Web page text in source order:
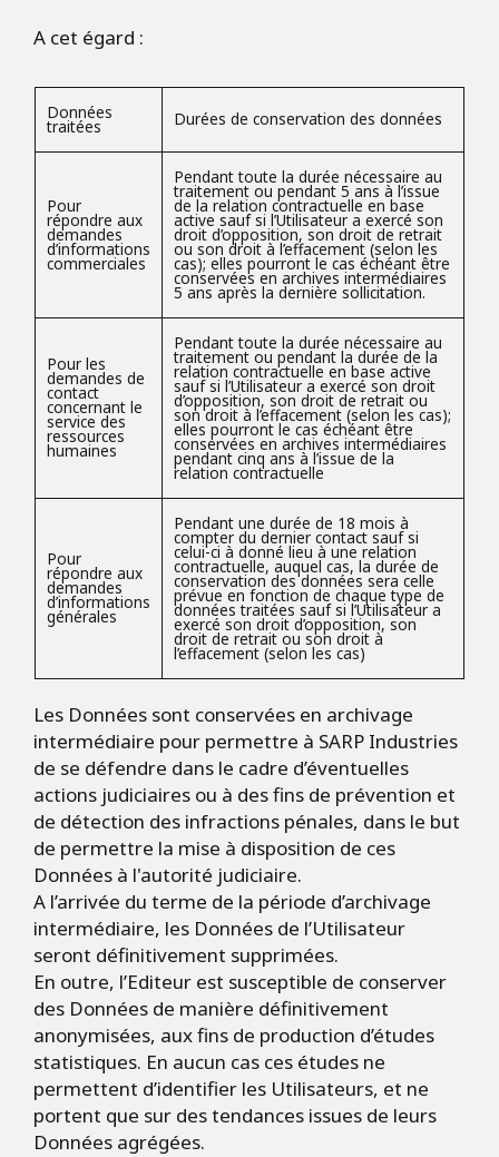
A cet égard :
Données
traitées Durées de conservation des données
Pour
répondre aux
demandes
d’informations
commerciales
Pendant toute la durée nécessaire au
traitement ou pendant 5 ans à l’issue
de la relation contractuelle en base
active sauf si l’Utilisateur a exercé son
droit d’opposition, son droit de retrait
ou son droit à l’effacement (selon les
cas); elles pourront le cas échéant être
conservées en archives intermédiaires
5 ans après la dernière sollicitation.
Pour les
demandes de
contact
concernant le
service des
ressources
humaines
Pendant toute la durée nécessaire au
traitement ou pendant la durée de la
relation contractuelle en base active
sauf si l’Utilisateur a exercé son droit
d’opposition, son droit de retrait ou
son droit à l’effacement (selon les cas);
elles pourront le cas échéant être
conservées en archives intermédiaires
pendant cinq ans à l’issue de la
relation contractuelle
Pour
répondre aux
demandes
d’informations
générales
Pendant une durée de 18 mois à
compter du dernier contact sauf si
celui-ci à donné lieu à une relation
contractuelle, auquel cas, la durée de
conservation des données sera celle
prévue en fonction de chaque type de
données traitées sauf si l’Utilisateur a
exercé son droit d’opposition, son
droit de retrait ou son droit à
l’effacement (selon les cas)
Les Données sont conservées en archivage
intermédiaire pour permettre à SARP Industries
de se défendre dans le cadre d’éventuelles
actions judiciaires ou à des fins de prévention et
de détection des infractions pénales, dans le but
de permettre la mise à disposition de ces
Données à l'autorité judiciaire.
A l’arrivée du terme de la période d’archivage
intermédiaire, les Données de l’Utilisateur
seront définitivement supprimées.
En outre, l’Editeur est susceptible de conserver
des Données de manière définitivement
anonymisées, aux fins de production d’études
statistiques. En aucun cas ces études ne
permettent d’identifier les Utilisateurs, et ne
portent que sur des tendances issues de leurs
Données agrégées.